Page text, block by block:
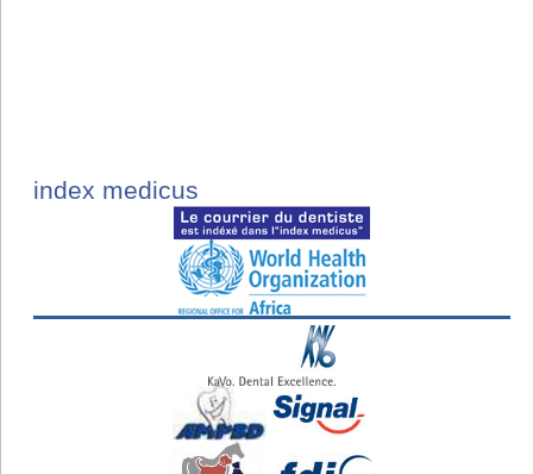
index medicus